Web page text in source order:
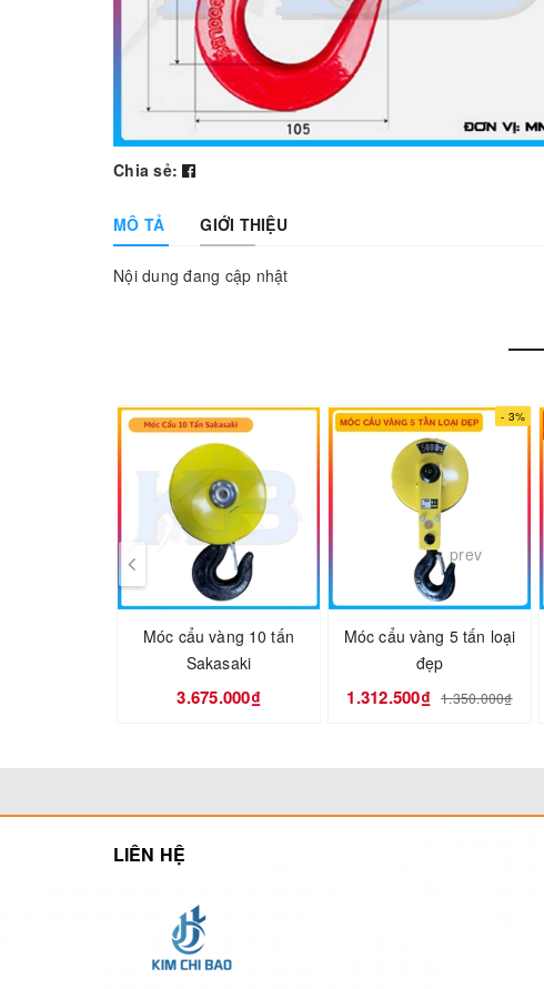
Chia sẻ:
MÔ TẢ GIỚI THIỆU
Nội dung đang cập nhật
Móc cẩu vàng 10 tấn
Sakasaki
3.675.000₫
- 3%
Móc cẩu vàng 5 tấn loại
đẹp
1.312.500₫ 1.350.000₫
prev
LIÊN HỆ